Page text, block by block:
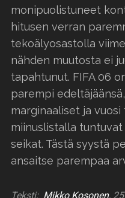
monipuolistuneet
hitusen verran
tekoälyosastolla
nähden muutosta ei
tapahtunut. FIFA 06
parempi
marginaaliset ja
miinuslistalla
seikat. Tästä syystä
ansaitse parempaa
Teksti: Mikko Kosonen,